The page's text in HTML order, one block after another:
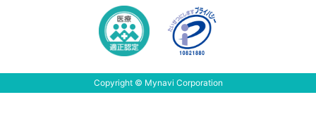
Copyright © Mynavi Corporation